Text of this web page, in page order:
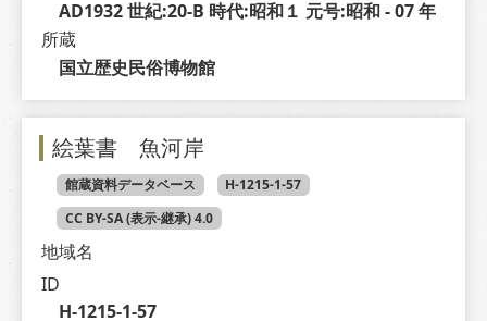
AD1932 世紀:20-B 時代:昭和１ 元号:昭和 - 07 年
所蔵
国立歴史民俗博物館
絵葉書 魚河岸
館蔵資料データベース
H-1215-1-57
CC BY-SA (表示-継承) 4.0
地域名
ID
H-1215-1-57